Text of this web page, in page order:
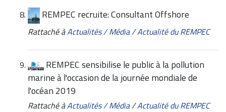
REMPEC recruite: Consultant Offshore
Rattaché àActualités / Média/Actualité du REMPEC
REMPEC sensibilise le public à la pollution
marine à l'occasion de la journée mondiale de
l'océan 2019
Rattaché àActualités / Média/Actualité du REMPEC